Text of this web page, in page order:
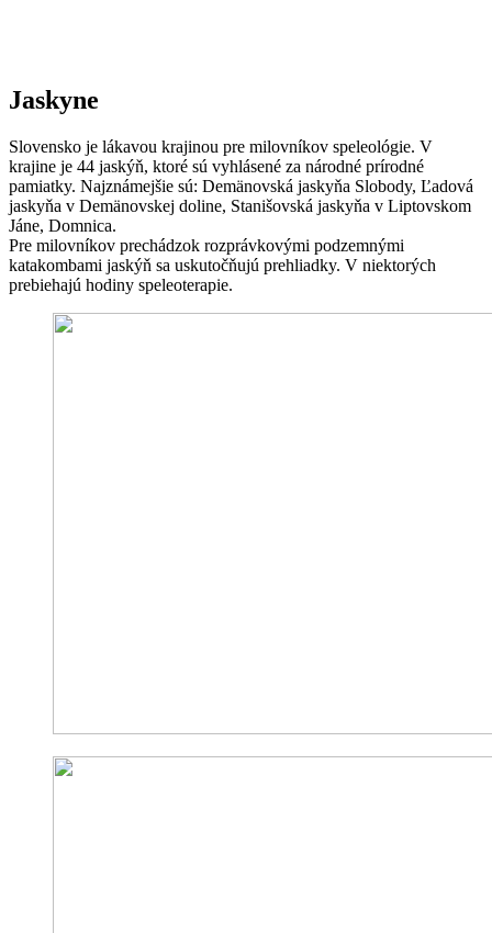
Jaskyne
Slovensko je lákavou krajinou pre milovníkov speleológie. V
krajine je 44 jaskýň, ktoré sú vyhlásené za národné prírodné
pamiatky. Najznámejšie sú: Demänovská jaskyňa Slobody, Ľadová
jaskyňa v Demänovskej doline, Stanišovská jaskyňa v Liptovskom
Jáne, Domnica.
Pre milovníkov prechádzok rozprávkovými podzemnými
katakombami jaskýň sa uskutočňujú prehliadky. V niektorých
prebiehajú hodiny speleoterapie.